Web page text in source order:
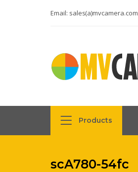
Email: sales(a)mvcamera.com
Products
scA780-54fc